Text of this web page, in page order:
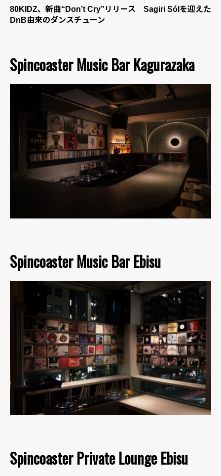
80KIDZ、新曲“Don’t Cry”リリース Sagiri Sólを迎えた
DnB由来のダンスチューン
Spincoaster Music Bar Kagurazaka
Spincoaster Music Bar Ebisu
Spincoaster Private Lounge Ebisu